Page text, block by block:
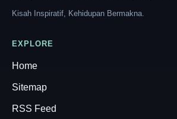
Kisah Inspiratif, Kehidupan Bermakna.
EXPLORE
Home
Sitemap
RSS Feed